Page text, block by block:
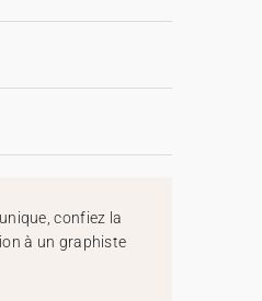
confiez la
à un graphiste